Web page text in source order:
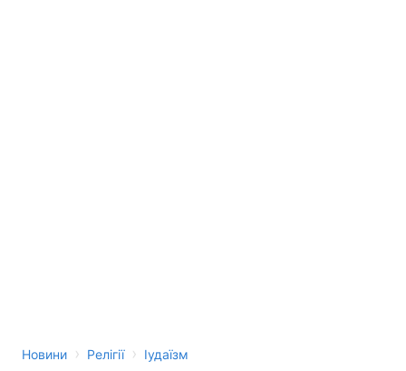
Новини › Релігії › Іудаїзм